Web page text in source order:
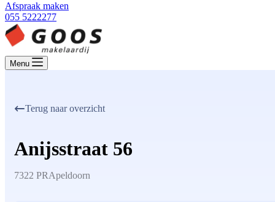
Afspraak maken
055 5222277
Menu
Terug naar overzicht
Anijsstraat 56
7322 PRApeldoorn